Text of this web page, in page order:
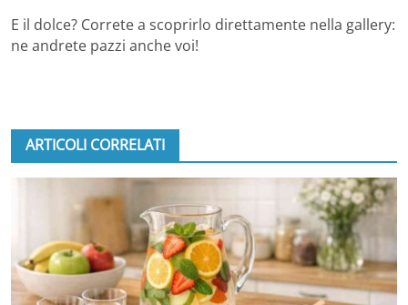
E il dolce? Correte a scoprirlo direttamente nella gallery:
ne andrete pazzi anche voi!
ARTICOLI CORRELATI